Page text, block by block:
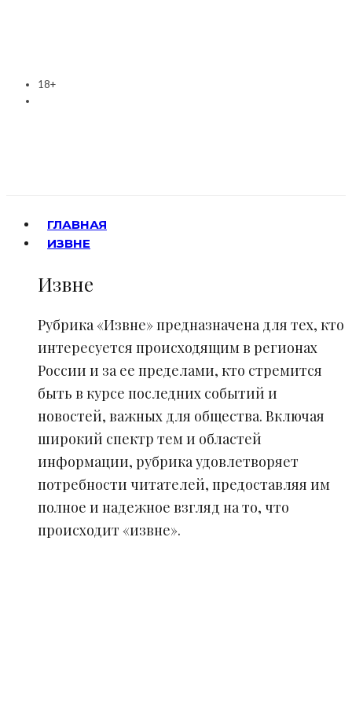
18+
ГЛАВНАЯ
ИЗВНЕ
Извне
Рубрика «Извне» предназначена для тех, кто
интересуется происходящим в регионах
России и за ее пределами, кто стремится
быть в курсе последних событий и
новостей, важных для общества. Включая
широкий спектр тем и областей
информации, рубрика удовлетворяет
потребности читателей, предоставляя им
полное и надежное взгляд на то, что
происходит «извне».